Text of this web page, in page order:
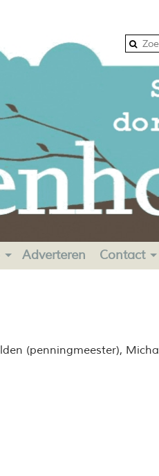
Adverteren Contact
(penningmeester),